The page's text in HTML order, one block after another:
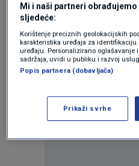
Mi i naši partneri
sljedeće:
Korištenje preciznih geolokacijskih
karakteristika uređaja za
uređaju. Personalizirano oglašavanje
sadržaja, uvidi u publiku i razvoj
Popis partnera (dobavljača)
Prikaži svrhe